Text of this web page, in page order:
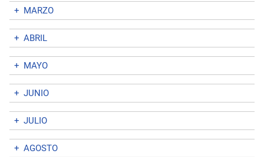
+ MARZO
+ ABRIL
+ MAYO
+ JUNIO
+ JULIO
+ AGOSTO